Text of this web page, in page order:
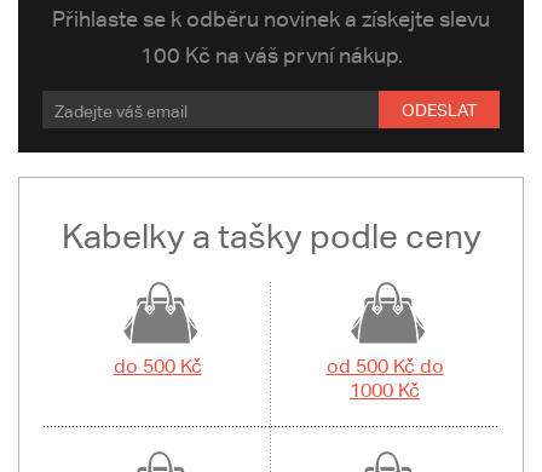
Přihlaste se k odběru novinek a získejte slevu
100 Kč na váš první nákup.
ODESLAT
Kabelky a tašky podle ceny
do 500 Kč
od 500 Kč do
1000 Kč